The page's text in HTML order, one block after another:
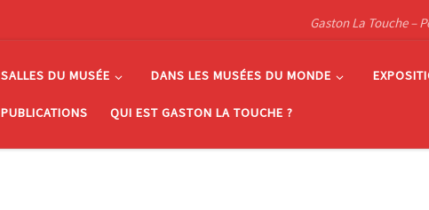
Gaston La Touche –
SALLES DU MUSÉE DANS LES MUSÉES DU MONDE
PUBLICATIONS QUI EST GASTON LA TOUCHE ?